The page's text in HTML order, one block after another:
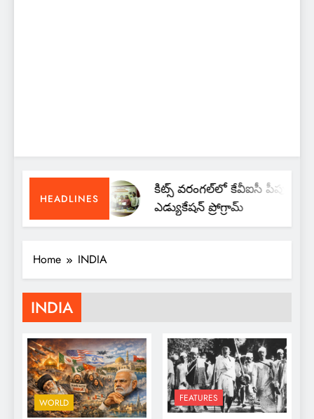
HEADLINES
కిట్స్ వరంగల్‌లో కేవీఐసీ పీపుల్స్
ఎడ్యుకేషన్ ప్రోగ్రామ్
Home INDIA
INDIA
WORLD FEATURES